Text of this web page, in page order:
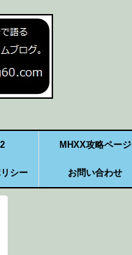
MHXX攻略ページ
シー お問い合わせ